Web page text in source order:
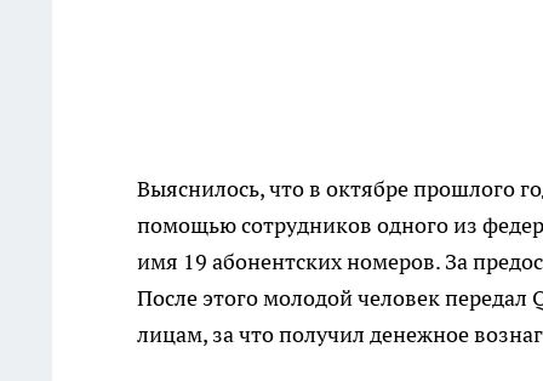
Выяснилось, что в октябре прошлого
помощью сотрудников одного из
имя 19 абонентских номеров. За
После этого молодой человек
лицам, за что получил денежное